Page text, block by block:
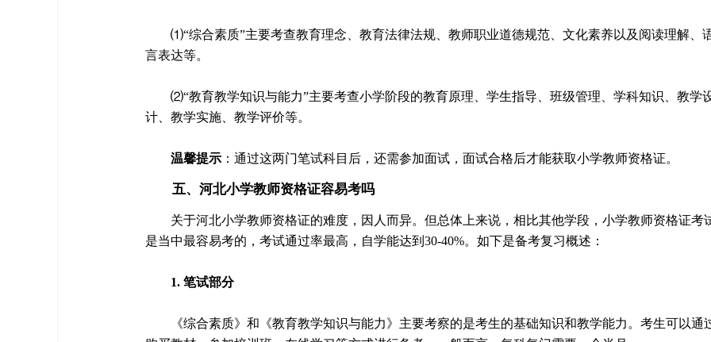
⑴“综合素质”主要考查教育理念、教育法律法规、教师职业道德规范、文化素养以及阅读理解、
言表达等。
⑵“教育教学知识与能力”主要考查小学阶段的教育原理、学生指导、班级管理、学科知识、教学
计、教学实施、教学评价等。
温馨提示 ：通过这两门笔试科目后，还需参加面试，面试合格后才能获取小学教师资格证。
五、河北小学教师资格证容易考吗
关于河北小学教师资格证的难度，因人而异。但总体上来说，相比其他学段，小学教师资格证考
是当中最容易考的，考试通过率最高，自学能达到30-40%。如下是备考复习概述：
1. 笔试部分
《综合素质》和《教育教学知识与能力》主要考察的是考生的基础知识和教学能力。考生可以通